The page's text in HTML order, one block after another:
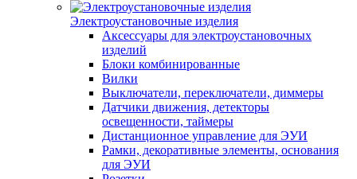
Электроустановочные изделия
Аксессуары для электроустановочных
изделий
Блоки комбинированные
Вилки
Выключатели, переключатели, диммеры
Датчики движения, детекторы
освещенности, таймеры
Дистанционное управление для ЭУИ
Рамки, декоративные элементы, основания
для ЭУИ